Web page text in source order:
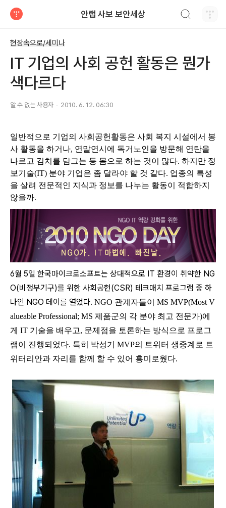
안랩 사보 보안세상
현장속으로/세미나
IT 기업의 사회 공헌 활동은 뭔가
색다르다
알 수 없는 사용자 2010. 6. 12. 06:30
일반적으로 기업의 사회공헌활동은 사회 복지 시설에서 봉
사 활동을 하거나, 연말연시에 독거노인을 방문해 연탄을
나르고 김치를 담그는 등 몸으로 하는 것이 많다. 하지만 정
보기술(IT) 분야 기업은 좀 달라야 할 것 같다. 업종의 특성
을 살려 전문적인 지식과 정보를 나누는 활동이 적합하지
않을까.
6월 5일 한국마이크로소프트는 상대적으로 IT 환경이 취약한 NG
O(비정부기구)를 위한 사회공헌(CSR) 테크매치 프로그램 중 하
나인 NGO 데이를 열었다. NGO 관계자들이 MS MVP(Most V
alueable Professional; MS 제품군의 각 분야 최고 전문가)에
게 IT 기술을 배우고, 문제점을 토론하는 방식으로 프로그
램이 진행되었다. 특히 박성기 MVP의 트위터 생중계로 트
위터리안과 자리를 함께 할 수 있어 흥미로웠다.